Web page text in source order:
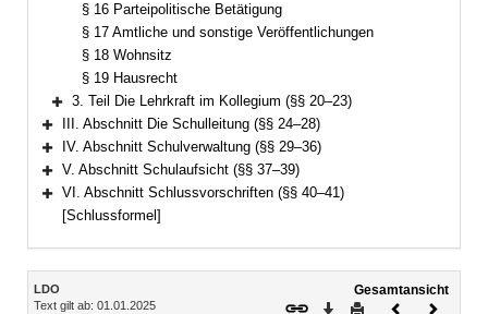
§ 16 Parteipolitische Betätigung
§ 17 Amtliche und sonstige Veröffentlichungen
§ 18 Wohnsitz
§ 19 Hausrecht
Bereich erweitern
3. Teil Die Lehrkraft im Kollegium (§§ 20–23)
Bereich erweitern
III. Abschnitt Die Schulleitung (§§ 24–28)
Bereich erweitern
IV. Abschnitt Schulverwaltung (§§ 29–36)
Bereich erweitern
V. Abschnitt Schulaufsicht (§§ 37–39)
Bereich erweitern
VI. Abschnitt Schlussvorschriften (§§ 40–41)
[Schlussformel]
Inhalt
LDO
Text gilt ab: 01.01.2025
Gesamtansicht
Download
DruckenVorheriges